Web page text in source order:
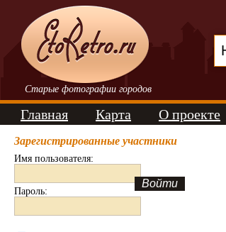
Старые фотографии городов
Главная Карта О проекте
Зарегистрированные участники
Имя пользователя:
Пароль: